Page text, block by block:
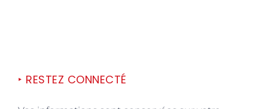
‣ RESTEZ CONNECTÉ